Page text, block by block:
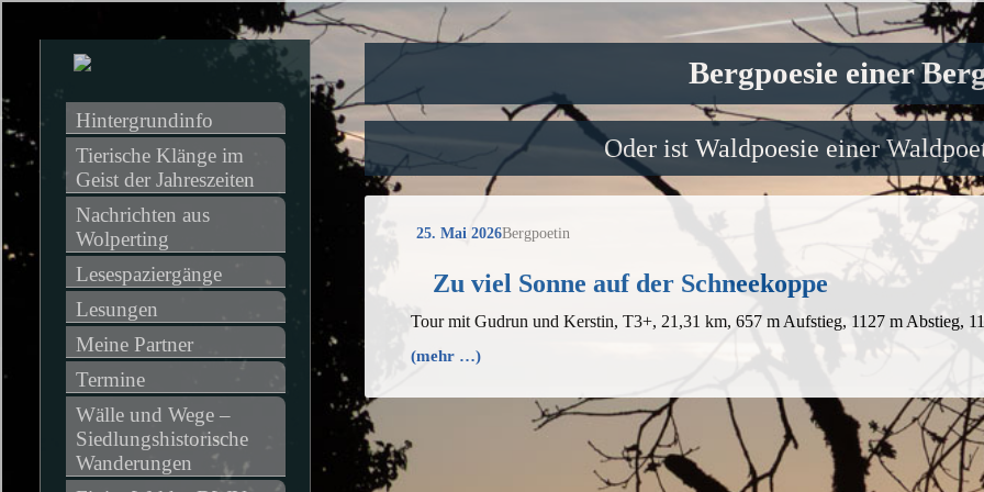
Bergpoesie einer
Oder ist Waldpoesie einer
25. Mai 2026Bergpoetin
Zu viel Sonne auf der Schneekoppe
Tour mit Gudrun und Kerstin, T3+, 21,31 km, 657 m Aufstieg, 1127 m Abstieg,
(mehr …)
Hintergrundinfo
Tierische Klänge im
Geist der Jahreszeiten
Nachrichten aus
Wolperting
Lesespaziergänge
Lesungen
Meine Partner
Termine
Wälle und Wege –
Siedlungshistorische
Wanderungen